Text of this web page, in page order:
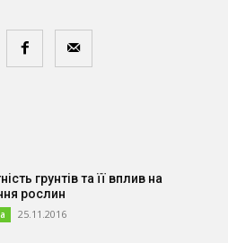
грунтів та її вплив на
рослин
25.11.2016